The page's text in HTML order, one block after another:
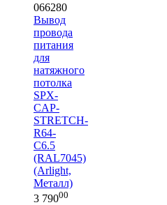
066280
Вывод
провода
питания
для
натяжного
потолка
SPX-
CAP-
STRETCH-
R64-
C6.5
(RAL7045)
(Arlight,
Металл)
3 79000